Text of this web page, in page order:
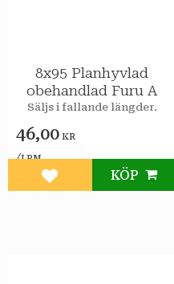
8x95 Planhyvlad
obehandlad Furu A
Säljs i fallande längder.
46,00 KR
/LPM
Lägg till i favoriter
KÖP